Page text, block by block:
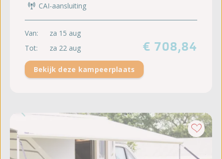
CAI-aansluiting
Van:
za 15 aug
Tot:
za 22 aug € 708,84
Bekijk deze kampeerplaats